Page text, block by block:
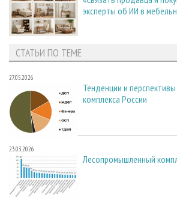
эксперты об ИИ в
СТАТЬИ ПО ТЕМЕ
27.05.2026
Тенденции и
комплекса России
23.03.2026
Лесопромышленный